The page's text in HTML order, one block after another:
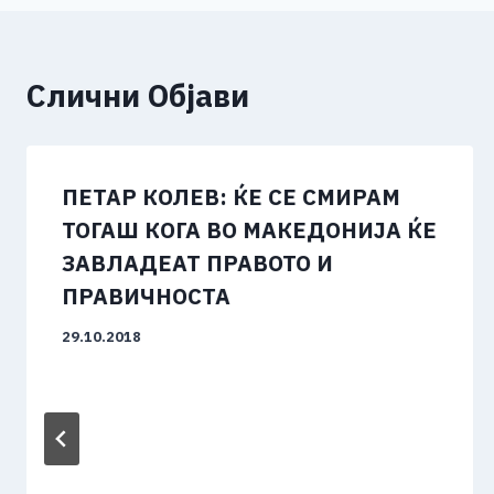
Слични Објави
ПЕТАР КОЛЕВ: ЌЕ СЕ СМИРАМ
ТОГАШ КОГА ВО МАКЕДОНИЈА ЌЕ
ЗАВЛАДЕАТ ПРАВОТО И
ПРАВИЧНОСТА
29.10.2018